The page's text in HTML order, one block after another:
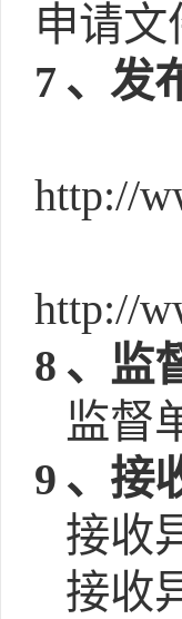
申请
7 、发
http://
http://
8 、监
监督
9 、接
接收
接收